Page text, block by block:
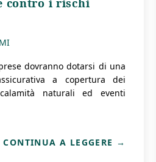
contro i rischi
dovranno dotarsi di una
a copertura dei
naturali ed eventi
CONTINUA A LEGGERE